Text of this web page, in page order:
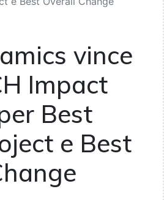
vince
Impact
Best
e Best